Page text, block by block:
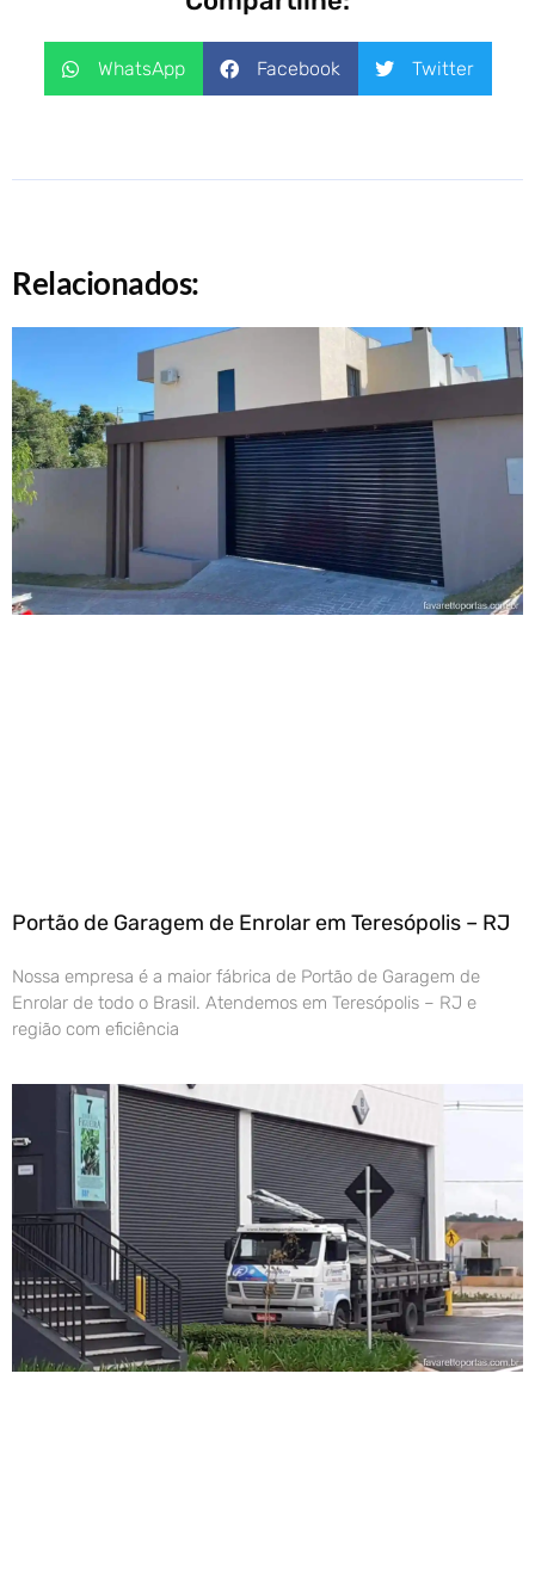
WhatsApp Facebook Twitter
Relacionados:
Portão de Garagem de Enrolar em Teresópolis – RJ
Nossa empresa é a maior fábrica de Portão de Garagem de
Enrolar de todo o Brasil. Atendemos em Teresópolis – RJ e
região com eficiência